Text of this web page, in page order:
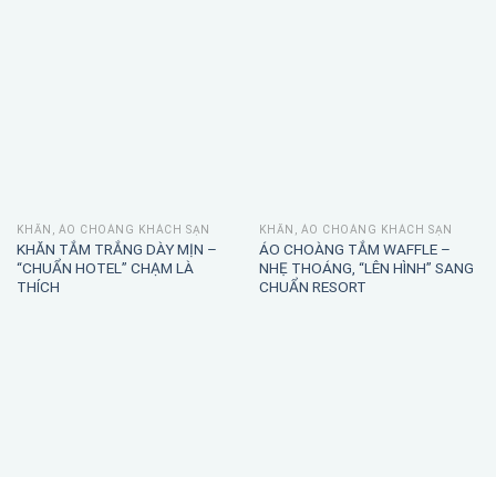
KHĂN, ÁO CHOÀNG KHÁCH SẠN
KHĂN TẮM TRẮNG DÀY MỊN –
“CHUẨN HOTEL” CHẠM LÀ
THÍCH
KHĂN, ÁO CHOÀNG KHÁCH SẠN
ÁO CHOÀNG TẮM WAFFLE –
NHẸ THOÁNG, “LÊN HÌNH” SANG
CHUẨN RESORT